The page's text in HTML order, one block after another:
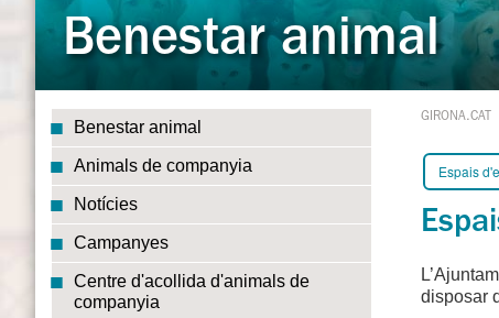
Benestar animal
Benestar animal
Animals de companyia
Notícies
Campanyes
Centre d'acollida d'animals de
companyia
GIRONA.CAT
Espais
disposar